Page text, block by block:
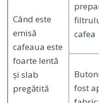
Când este
emisă
cafeaua este
foarte lentă
și slab
pregătită
cafea
fost